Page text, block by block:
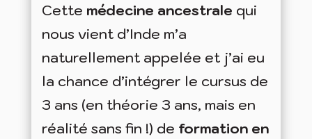
Cette médecine ancestrale qui
nous vient d’Inde m’a
naturellement appelée et j’ai eu
la chance d’intégrer le cursus de
3 ans (en théorie 3 ans, mais en
réalité sans fin !) de formation en